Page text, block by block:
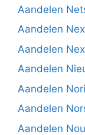
Aandelen
Aandelen
Aandelen
Aandelen
Aandelen
Aandelen
Aandelen